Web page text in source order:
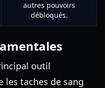
autres pouvoirs
débloqués.
outil
les taches de sang